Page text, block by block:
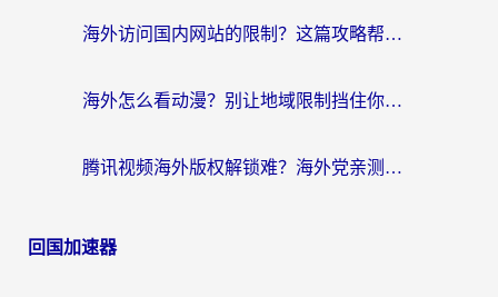
海外访问国内网站的限制？这篇攻略帮你无缝解锁12306、12123和国内影音
海外怎么看动漫？别让地域限制挡住你的追番快乐
腾讯视频海外版权解锁难？海外党亲测：选对回国加速器，追剧观影零障碍
回国加速器